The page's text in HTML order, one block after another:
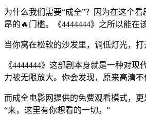
为什么我们需要“成全”？因为在这个
昂的🔥门槛。《4444444》之所以能在
当你窝在松软的沙发里，调低灯光，
《4444444》这部剧本身就是一种对
力被无限放大。你会发现，原来高清
而成全电影网提供的免费观看模式，
“来，这里有你想看的一切。”